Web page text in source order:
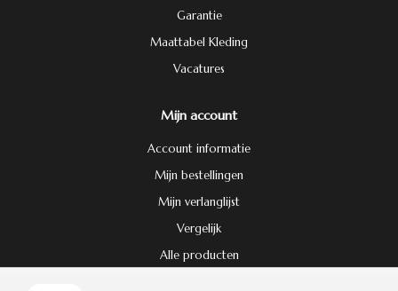
Garantie
Maattabel Kleding
Vacatures
Mijn account
Account informatie
Mijn bestellingen
Mijn verlanglijst
Vergelijk
Alle producten